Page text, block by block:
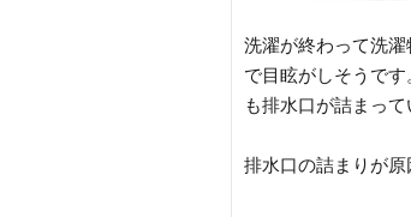
洗濯が終わって洗
で目眩がしそうで
も排水口が詰まっ
排水口の詰まりが原